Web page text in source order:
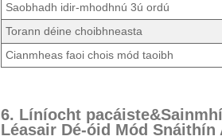
Saobhadh idir-mhodhnú 3ú ordú
Torann déine choibhneasta
Cianmheas faoi chois mód taoibh
6. Líníocht
Léasair Dé-óid Mód Snáithín